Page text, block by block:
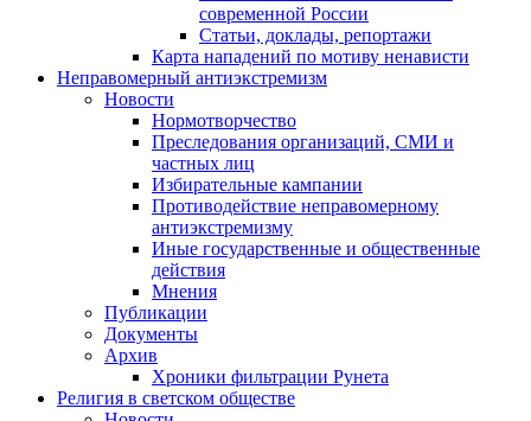
современной России
Статьи, доклады, репортажи
Карта нападений по мотиву ненависти
Неправомерный антиэкстремизм
Новости
Нормотворчество
Преследования организаций, СМИ и
частных лиц
Избирательные кампании
Противодействие неправомерному
антиэкстремизму
Иные государственные и общественные
действия
Мнения
Публикации
Документы
Архив
Хроники фильтрации Рунета
Религия в светском обществе